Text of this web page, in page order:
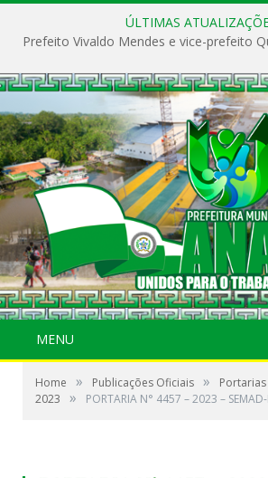
ÚLTIMAS
MENU
Home » Publicações Oficiais » Portarias
2023
» PORTARIA N° 4457 – 2023 –